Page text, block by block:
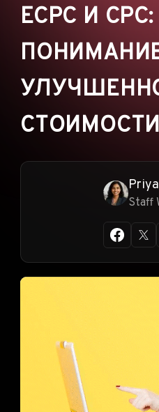
ECPC И CPC:
Staff